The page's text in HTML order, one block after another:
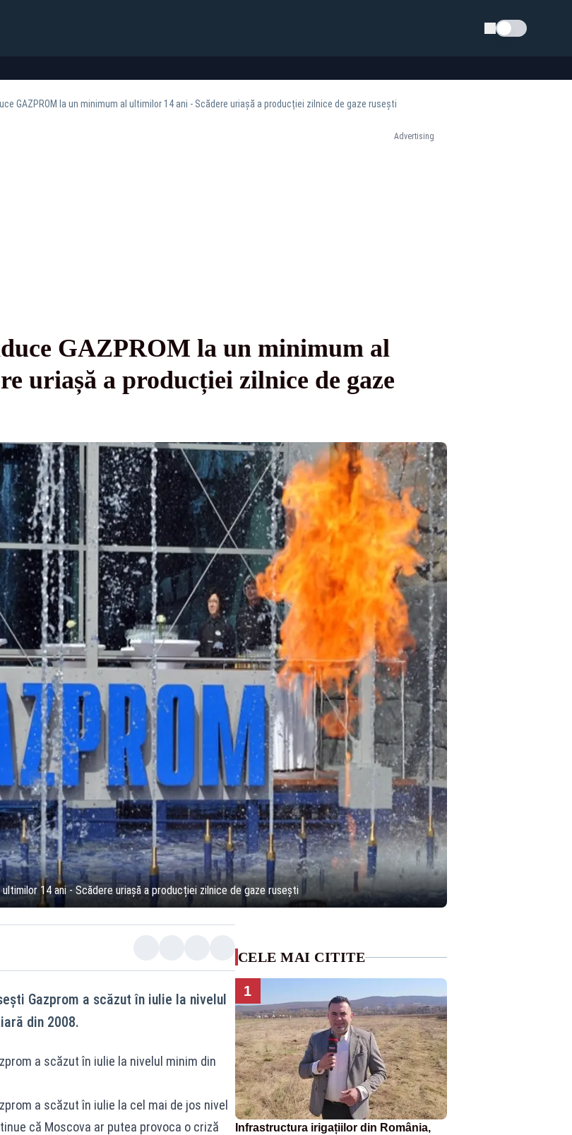
Schimba tema
GAZPROM la un minimum al ultimilor 14 ani - Scădere uriașă a producției zilnice de gaze rusești
Advertising
GAZPROM la un minimum al
uriașă a producției zilnice de gaze
ultimilor 14 ani - Scădere uriașă a producției zilnice de gaze rusești
Gazprom a scăzut în iulie la nivelul
din 2008.
a scăzut în iulie la nivelul minim din
a scăzut în iulie la cel mai de jos nivel
că Moscova ar putea provoca o criză
CELE MAI CITITE
1
Infrastructura irigațiilor din România,